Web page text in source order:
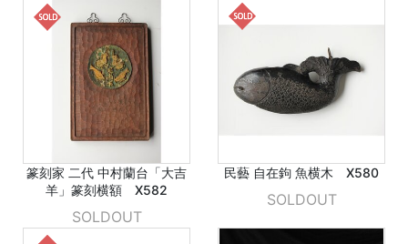
篆刻家 二代 中村蘭台「大吉
羊」篆刻横額 X582
SOLDOUT
民藝 自在鉤 魚横木 X580
SOLDOUT